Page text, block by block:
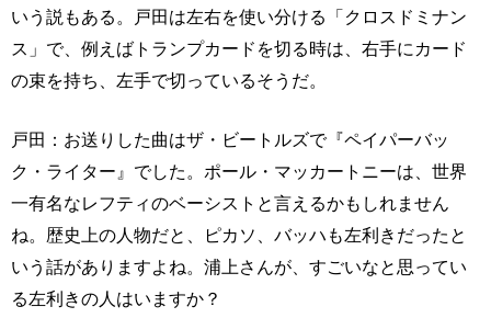
いう説もある。戸田は左右を使い分ける「クロスドミナン
ス」で、例えばトランプカードを切る時は、右手にカード
の束を持ち、左手で切っているそうだ。
戸田：お送りした曲はザ・ビートルズで『ペイパーバッ
ク・ライター』でした。ポール・マッカートニーは、世界
一有名なレフティのベーシストと言えるかもしれません
ね。歴史上の人物だと、ピカソ、バッハも左利きだったと
いう話がありますよね。浦上さんが、すごいなと思ってい
る左利きの人はいますか？